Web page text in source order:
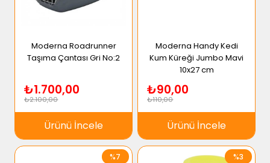
Moderna Roadrunner
Taşıma Çantası Gri No:2
₺1.700,00
₺2.100,00
Ürünü İncele
Moderna Handy Kedi
Kum Küreği Jumbo Mavi
10x27 cm
₺90,00
₺110,00
Ürünü İncele
%7 %3